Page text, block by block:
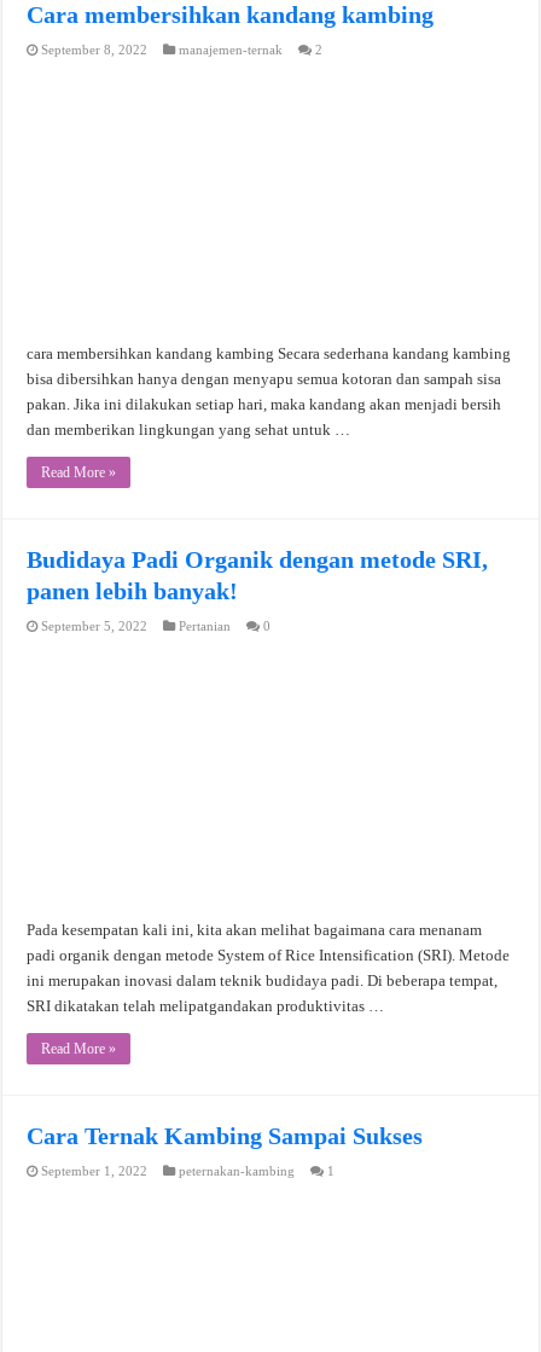
Cara membersihkan kandang kambing
September 8, 2022 manajemen-ternak 2
cara membersihkan kandang kambing Secara sederhana kandang kambing
bisa dibersihkan hanya dengan menyapu semua kotoran dan sampah sisa
pakan. Jika ini dilakukan setiap hari, maka kandang akan menjadi bersih
dan memberikan lingkungan yang sehat untuk …
Read More »
Budidaya Padi Organik dengan metode SRI,
panen lebih banyak!
September 5, 2022 Pertanian 0
Pada kesempatan kali ini, kita akan melihat bagaimana cara menanam
padi organik dengan metode System of Rice Intensification (SRI). Metode
ini merupakan inovasi dalam teknik budidaya padi. Di beberapa tempat,
SRI dikatakan telah melipatgandakan produktivitas …
Read More »
Cara Ternak Kambing Sampai Sukses
September 1, 2022 peternakan-kambing 1